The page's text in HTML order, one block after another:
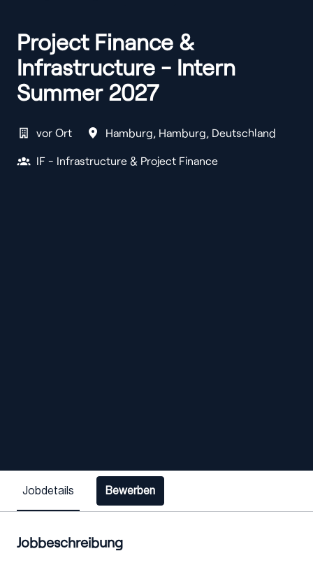
Project Finance &
Infrastructure - Intern
Summer 2027
vor Ort Hamburg, Hamburg, Deutschland
IF - Infrastructure & Project Finance
Jobdetails Bewerben
Jobbeschreibung